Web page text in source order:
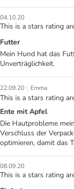
04.10.20
This is a stars rating
Futter
Mein Hund hat das
Unverträglichkeit.
22.09.20 | Emma
This is a stars rating
Ente mit Apfel
Die Hautprobleme
Verschluss der
optimieren, damit das
08.09.20
This is a stars rating